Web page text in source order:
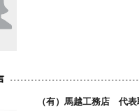
（有）馬越工務店 代